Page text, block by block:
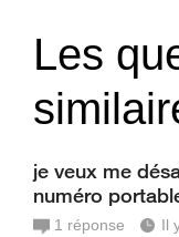
Les
je veux me
numéro
1 réponse Il